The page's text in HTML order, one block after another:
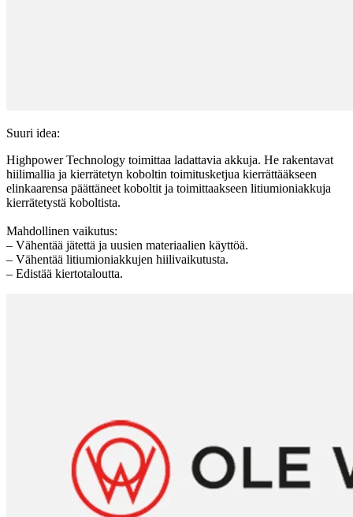
Suuri idea:
Highpower Technology toimittaa ladattavia akkuja. He rakentavat
hiilimallia ja kierrätetyn koboltin toimitusketjua kierrättääkseen
elinkaarensa päättäneet koboltit ja toimittaakseen litiumioniakkuja
kierrätetystä koboltista.
Mahdollinen vaikutus:
– Vähentää jätettä ja uusien materiaalien käyttöä.
– Vähentää litiumioniakkujen hiilivaikutusta.
– Edistää kiertotaloutta.